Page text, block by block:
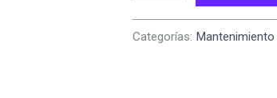
Categorías: